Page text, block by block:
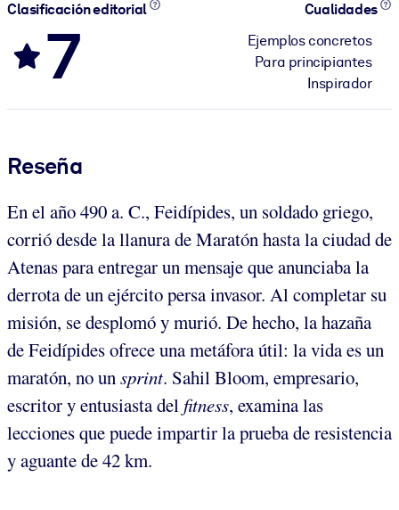
Clasificación editorial
7
Cualidades
Ejemplos concretos
Para principiantes
Inspirador
Reseña
En el año 490 a. C., Feidípides, un soldado griego,
corrió desde la llanura de Maratón hasta la ciudad de
Atenas para entregar un mensaje que anunciaba la
derrota de un ejército persa invasor. Al completar su
misión, se desplomó y murió. De hecho, la hazaña
de Feidípides ofrece una metáfora útil: la vida es un
maratón, no un sprint. Sahil Bloom, empresario,
escritor y entusiasta del fitness, examina las
lecciones que puede impartir la prueba de resistencia
y aguante de 42 km.